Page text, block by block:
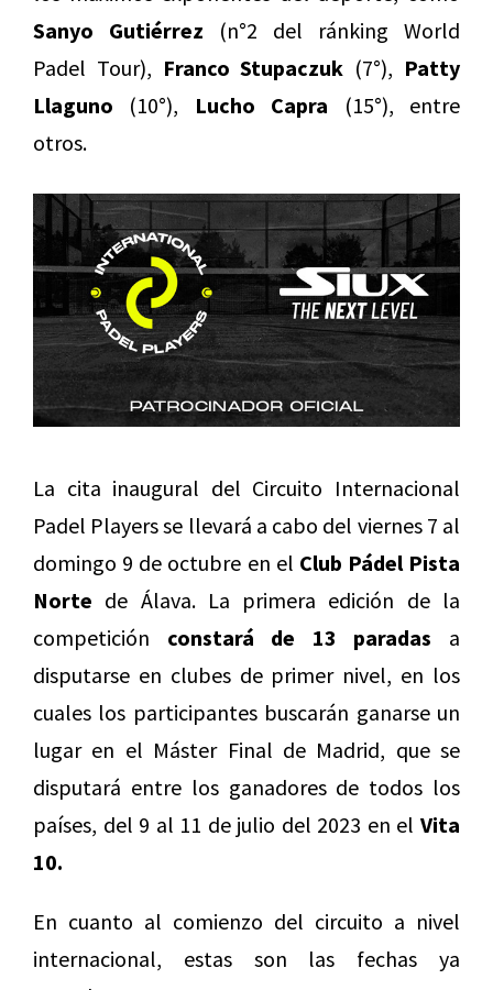
Sanyo Gutiérrez (n°2 del ránking World
Padel Tour), Franco Stupaczuk (7°), Patty
Llaguno (10°), Lucho Capra (15°), entre
otros.
La cita inaugural del Circuito Internacional
Padel Players se llevará a cabo del viernes 7 al
domingo 9 de octubre en el Club Pádel Pista
Norte de Álava. La primera edición de la
competición constará de 13 paradas a
disputarse en clubes de primer nivel, en los
cuales los participantes buscarán ganarse un
lugar en el Máster Final de Madrid, que se
disputará entre los ganadores de todos los
países, del 9 al 11 de julio del 2023 en el Vita
10.
En cuanto al comienzo del circuito a nivel
internacional, estas son las fechas ya